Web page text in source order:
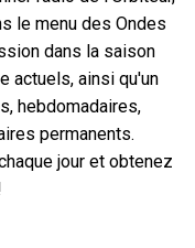
le menu des Ondes
dans la saison
actuels, ainsi qu'un
hebdomadaires,
permanents.
jour et obtenez